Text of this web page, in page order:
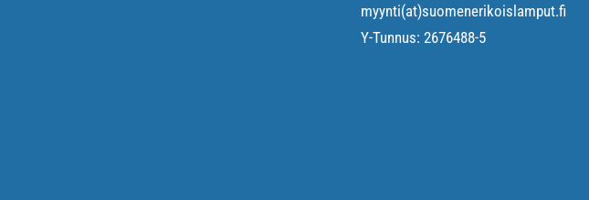
myynti(at)suomenerikoislamput.fi
Y-Tunnus: 2676488-5